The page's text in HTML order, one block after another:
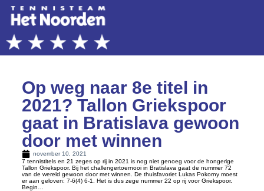
Op weg naar 8e titel in
2021? Tallon Griekspoor
gaat in Bratislava gewoon
door met winnen
november 10, 2021
7 tennistitels en 21 zeges op rij in 2021 is nog niet genoeg voor de hongerige
Tallon Griekspoor. Bij het challengertoernooi in Bratislava gaat de nummer 72
van de wereld gewoon door met winnen. De thuisfavoriet Lukas Pokorny moest
er aan geloven: 7-6(4) 6-1. Het is dus zege nummer 22 op rij voor Griekspoor.
Begin…